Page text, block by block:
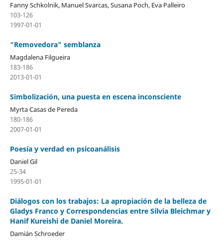
Fanny Schkolnik, Manuel Svarcas, Susana Poch, Eva Palleiro
103-126
1997-01-01
"Removedora" semblanza
Magdalena Filgueira
183-186
2013-01-01
Simbolización, una puesta en escena inconsciente
Myrta Casas de Pereda
180-186
2007-01-01
Poesía y verdad en psicoanálisis
Daniel Gil
25-34
1995-01-01
Diálogos con los trabajos: La apropiación de la belleza de
Gladys Franco y Correspondencias entre Silvia Bleichmar y
Hanif Kureishi de Daniel Moreira.
Damián Schroeder